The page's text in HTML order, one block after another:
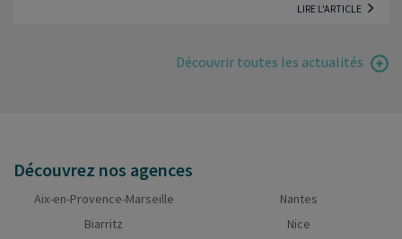
LIRE L'ARTICLE
Découvrir toutes les actualités
Découvrez nos agences
Aix-en-Provence-Marseille
Biarritz
Nantes
Nice